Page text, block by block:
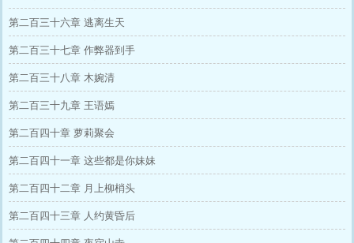
第二百三十六章 逃离生天
第二百三十七章 作弊器到手
第二百三十八章 木婉清
第二百三十九章 王语嫣
第二百四十章 萝莉聚会
第二百四十一章 这些都是你妹妹
第二百四十二章 月上柳梢头
第二百四十三章 人约黄昏后